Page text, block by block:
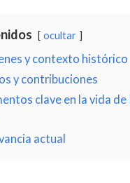
ocultar
y contexto histórico
y contribuciones
clave en la vida
actual